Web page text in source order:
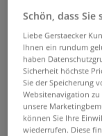
Schön, dass
Liebe Gerstaecker
Ihnen ein rundum
haben
Sicherheit höchste
Sie der Speicherung
Websitenavigation
unsere
können Sie Ihre
wiederrufen. Diese